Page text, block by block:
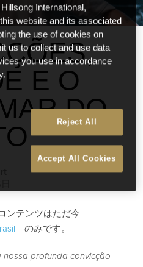
E O
DO
ンテンツはただ今
のみです。
nossa profunda convicção
International,
website and its associated
the use of cookies on
us to collect and use data
you use in accordance
Reject All
Accept All Cookies